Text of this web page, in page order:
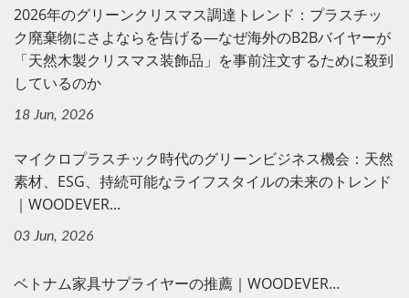
2026年のグリーンクリスマス調達トレンド：プラスチッ
ク廃棄物にさよならを告げる—なぜ海外のB2Bバイヤーが
「天然木製クリスマス装飾品」を事前注文するために殺到
しているのか
18 Jun, 2026
マイクロプラスチック時代のグリーンビジネス機会：天然
素材、ESG、持続可能なライフスタイルの未来のトレンド
｜WOODEVER...
03 Jun, 2026
ベトナム家具サプライヤーの推薦｜WOODEVER...